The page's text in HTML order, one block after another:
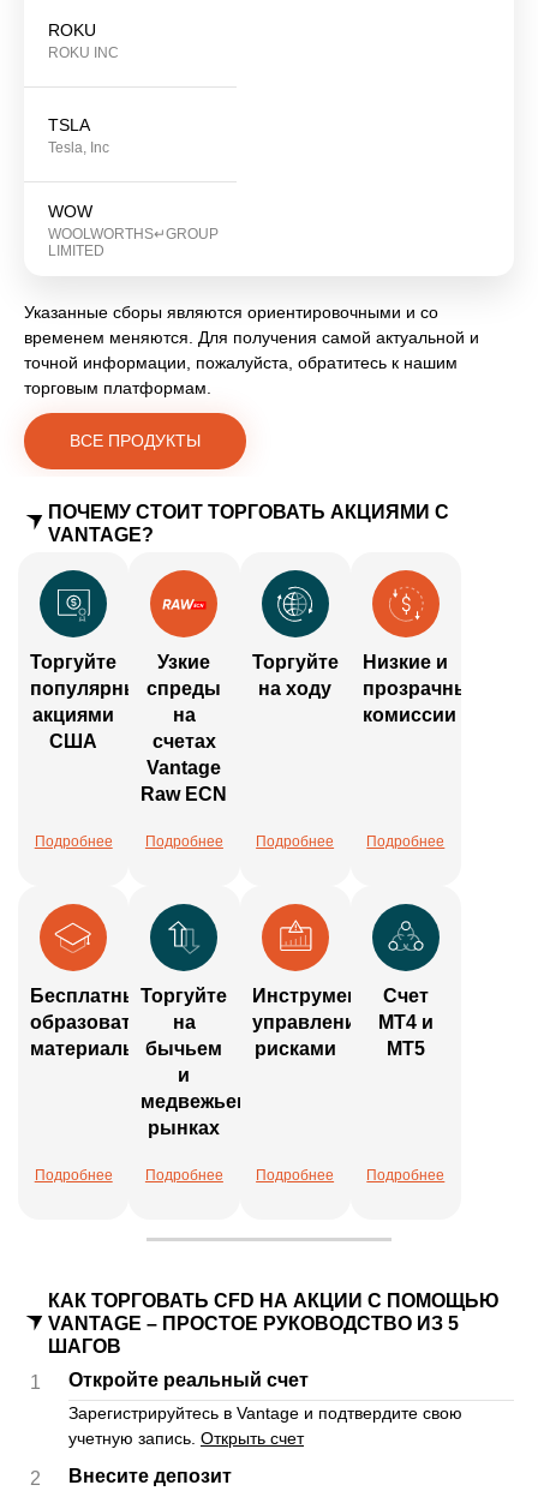
ROKU
ROKU INC
TSLA
Tesla, Inc
WOW
WOOLWORTHS↵GROUP
LIMITED
Указанные сборы являются ориентировочными и со
временем меняются. Для получения самой актуальной и
точной информации, пожалуйста, обратитесь к нашим
торговым платформам.
ВСЕ ПРОДУКТЫ
ПОЧЕМУ СТОИТ ТОРГОВАТЬ АКЦИЯМИ С
VANTAGE?
Торгуйте
популярными
акциями
США
Подробнее
Узкие
спреды
на
счетах
Vantage
Raw ECN
Подробнее
Торгуйте
на ходу
Подробнее
Низкие и
прозрачные
комиссии
Подробнее
Бесплатные
образовательные
материалы
Подробнее
Торгуйте
на
бычьем
и
медвежьем
рынках
Подробнее
Инструменты
управления
рисками
Подробнее
Счет
МТ4 и
МТ5
Подробнее
КАК ТОРГОВАТЬ CFD НА АКЦИИ С ПОМОЩЬЮ
VANTAGE – ПРОСТОЕ РУКОВОДСТВО ИЗ 5
ШАГОВ
1
Откройте реальный счет
Зарегистрируйтесь в Vantage и подтвердите свою
учетную запись. Открыть счет
2 Внесите депозит